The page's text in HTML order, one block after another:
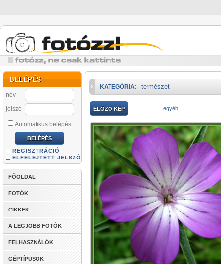
BELÉPÉS
név
jelszó
Automatikus belépés
REGISZTRÁCIÓ
ELFELEJTETT JELSZÓ
FŐOLDAL
FOTÓK
CIKKEK
A LEGJOBB FOTÓK
FELHASZNÁLÓK
GÉPTÍPUSOK
KATEGÓRIA: természet
ELŐZŐ KÉP | | egyéb